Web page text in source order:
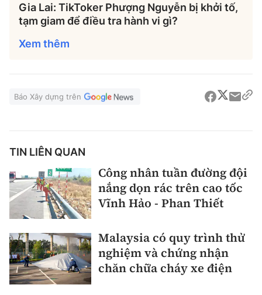
Gia Lai: TikToker Phượng Nguyễn bị khởi tố,
tạm giam để điều tra hành vi gì?
Xem thêm
Báo Xây dựng trên
TIN LIÊN QUAN
Công nhân tuần đường đội
nắng dọn rác trên cao tốc
Vĩnh Hảo - Phan Thiết
Malaysia có quy trình thử
nghiệm và chứng nhận
chăn chữa cháy xe điện